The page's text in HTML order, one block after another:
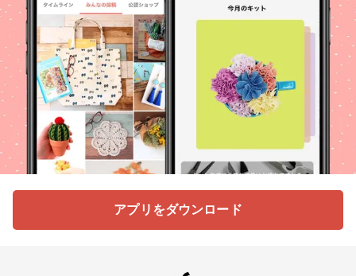
アプリをダウンロード